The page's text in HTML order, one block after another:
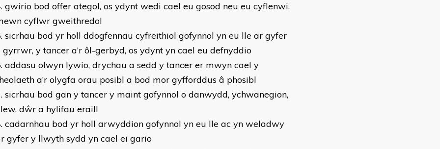
gwirio bod offer ategol, os ydynt wedi cael eu gosod neu eu cyflenwi,
cyflwr gweithredol
sicrhau bod yr holl ddogfennau cyfreithiol gofynnol yn eu lle ar gyfer
gyrrwr, y tancer a’r ôl-gerbyd, os ydynt yn cael eu defnyddio
addasu olwyn lywio, drychau a sedd y tancer er mwyn cael y
a’r olygfa orau posibl a bod mor gyfforddus â phosibl
sicrhau bod gan y tancer y maint gofynnol o danwydd, ychwanegion,
dŵr a hylifau eraill
cadarnhau bod yr holl arwyddion gofynnol yn eu lle ac yn weladwy
gyfer y llwyth sydd yn cael ei gario